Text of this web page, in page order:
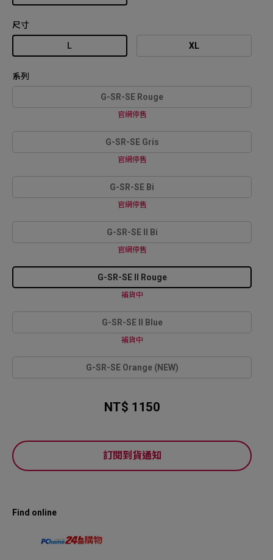
尺寸
L XL
系列
G-SR-SE Rouge
官網停售
G-SR-SE Gris
官網停售
G-SR-SE Bi
官網停售
G-SR-SE II Bi
官網停售
G-SR-SE II Rouge
補貨中
G-SR-SE II Blue
補貨中
G-SR-SE Orange (NEW)
NT$ 1150
訂閱到貨通知
Find online